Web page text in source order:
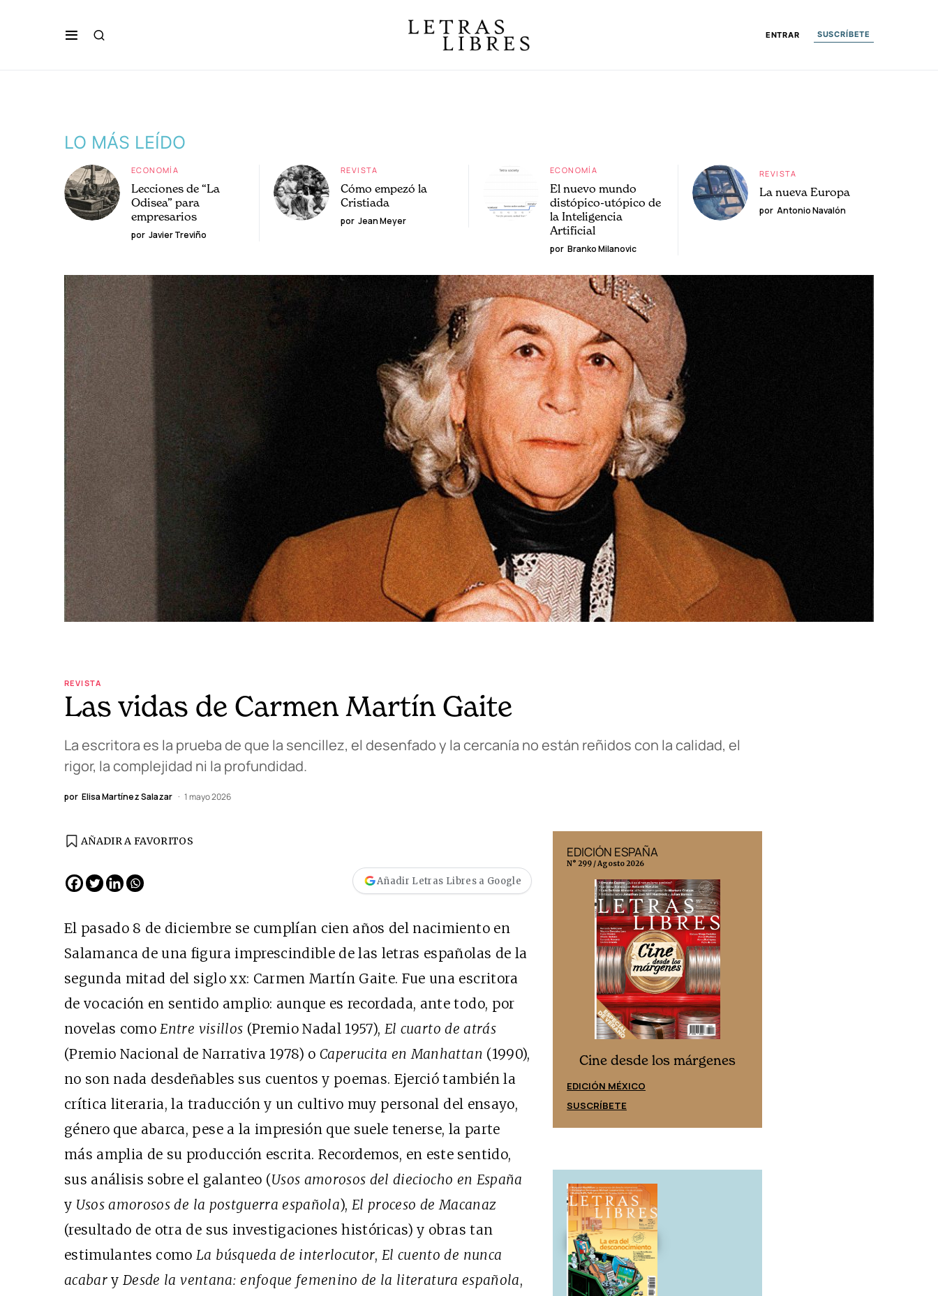
ENTRAR SUSCRÍBETE
LO MÁS LEÍDO
ECONOMÍA
Lecciones de “La
Odisea” para
empresarios
por Javier Treviño
REVISTA
Cómo empezó la
Cristiada
por Jean Meyer
ECONOMÍA
El nuevo mundo
distópico-utópico de
la Inteligencia
Artificial
por Branko Milanovic
REVISTA
La nueva Europa
por Antonio Navalón
REVISTA
Las vidas de Carmen Martín Gaite
La escritora es la prueba de que la sencillez, el desenfado y la cercanía no están reñidos con la calidad, el
rigor, la complejidad ni la profundidad.
por Elisa Martínez Salazar 1 mayo 2026
AÑADIR A FAVORITOS
Añadir Letras Libres a Google
El pasado 8 de diciembre se cumplían cien años del nacimiento en
Salamanca de una figura imprescindible de las letras españolas de la
segunda mitad del siglo xx: Carmen Martín Gaite. Fue una escritora
de vocación en sentido amplio: aunque es recordada, ante todo, por
novelas comoEntre visillos (Premio Nadal 1957), El cuarto de atrás
(Premio Nacional de Narrativa 1978) o Caperucita en Manhattan (1990),
no son nada desdeñables sus cuentos y poemas. Ejerció también la
crítica literaria, la traducción y un cultivo muy personal del ensayo,
género que abarca, pese a la impresión que suele tenerse, la parte
más amplia de su producción escrita. Recordemos, en este sentido,
sus análisis sobre el galanteo (Usos amorosos del dieciocho en España
y Usos amorosos de la postguerra española),El proceso de Macanaz
(resultado de otra de sus investigaciones históricas) y obras tan
estimulantes comoLa búsqueda de interlocutor,El cuento de nunca
acabar yDesde la ventana: enfoque femenino de la literatura española,
Cine desde los márgenes
EDICIÓN MÉXICO
SUSCRÍBETE
Cine desde los márgenes
EDICIÓN ESPAÑA
SUSCRÍBETE
EDICIÓN ESPAÑA
N° 299 / Agosto 2026
Cine desde los márgenes
EDICIÓN MÉXICO
SUSCRÍBETE